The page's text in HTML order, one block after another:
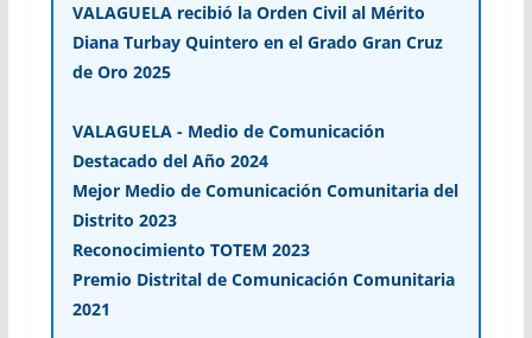
VALAGUELA recibió la Orden Civil al Mérito
Diana Turbay Quintero en el Grado Gran Cruz
de Oro 2025
VALAGUELA - Medio de Comunicación
Destacado del Año 2024
Mejor Medio de Comunicación Comunitaria del
Distrito 2023
Reconocimiento TOTEM 2023
Premio Distrital de Comunicación Comunitaria
2021